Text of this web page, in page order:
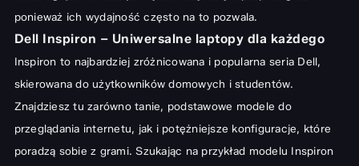
ponieważ ich wydajność często na to pozwala.
Dell Inspiron – Uniwersalne laptopy dla każdego
Inspiron to najbardziej zróżnicowana i popularna seria Dell,
skierowana do użytkowników domowych i studentów.
Znajdziesz tu zarówno tanie, podstawowe modele do
przeglądania internetu, jak i potężniejsze konfiguracje, które
poradzą sobie z grami. Szukając na przykład modelu Inspiron